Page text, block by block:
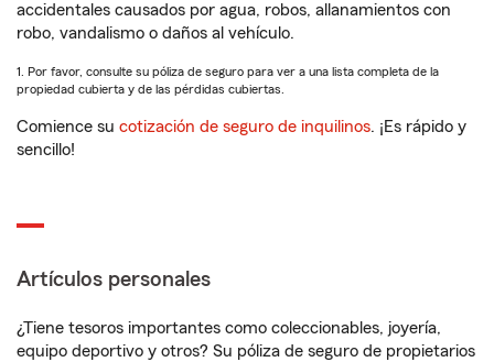
accidentales causados por agua, robos, allanamientos con
robo, vandalismo o daños al vehículo.
1. Por favor, consulte su póliza de seguro para ver a una lista completa de la
propiedad cubierta y de las pérdidas cubiertas.
Comience su cotización de seguro de inquilinos. ¡Es rápido y
sencillo!
Artículos personales
¿Tiene tesoros importantes como coleccionables, joyería,
equipo deportivo y otros? Su póliza de seguro de propietarios